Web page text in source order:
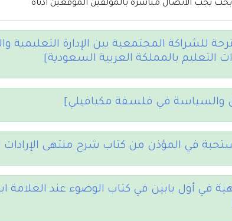
يجب الاتصال مباشره بالمؤلفين الموقعين ادناه
للشراكة المجتمعية بين الإدارة
التعليم بالمملكة العربية السعودية]
والسياسة في فلسفة مكيافيلي]
في المؤذن من كتاب شرح منتهى الإرادات
في أول بابين في كتاب الوضوء عند